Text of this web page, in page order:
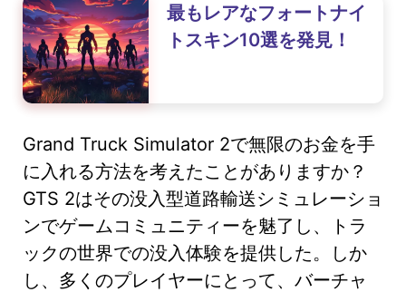
最もレアなフォートナイ
トスキン10選を発見！
Grand Truck Simulator 2で無限のお金を手
に入れる方法を考えたことがありますか？
GTS 2はその没入型道路輸送シミュレーショ
ンでゲームコミュニティーを魅了し、トラ
ックの世界での没入体験を提供した。しか
し、多くのプレイヤーにとって、バーチャ